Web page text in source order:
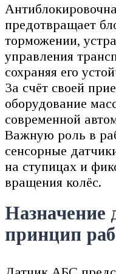
предотвращает
торможении,
управления
сохраняя его
За счёт своей
оборудование
современной
Важную роль в
сенсорные
на ступицах и
вращения колёс.
принцип